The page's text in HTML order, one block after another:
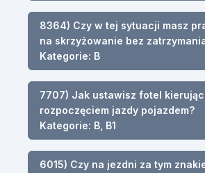
8364) Czy w tej sytuacji masz
na skrzyżowanie bez
Kategorie: B
7707) Jak ustawisz fotel
rozpoczęciem jazdy pojazdem?
Kategorie: B, B1
6015) Czy na jezdni za tym